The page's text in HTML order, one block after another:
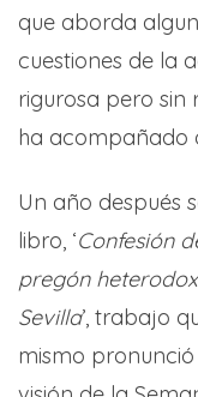
que aborda
cuestiones de la
rigurosa pero sin
ha acompañado
Un año después
libro, ‘Confesión
pregón
Sevilla’, trabajo
mismo pronunció